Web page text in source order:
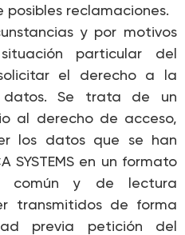
reclamaciones.
y por motivos
particular del
el derecho a la
datos. Se trata de un
al derecho de acceso,
los datos que se han
SYSTEMS en un formato
común y de lectura
transmitidos de forma
previa petición del